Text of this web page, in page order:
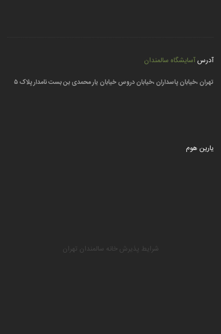
آدرسآسایشگاه سالمندان
تهران ،خیابان پاسداران ،خیابان دروس خیابان یار محمدی بن بست نامدار پلاک ۵
یارین هوم
شرایط پذیرش خانه سالمندان تهران